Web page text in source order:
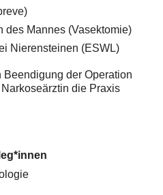
des Mannes (Vasektomie)
Nierensteinen (ESWL)
der Operation
die Praxis